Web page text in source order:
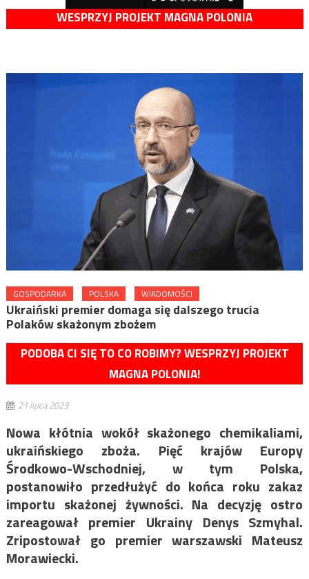
WESPRZYJ PROJEKT MAGNA POLONIA
GOSPODARKA POLSKA WIADOMOŚCI
Ukraiński premier domaga się dalszego trucia
Polaków skażonym zbożem
PODOBA CI SIĘ TO CO ROBIMY? WESPRZYJ PROJEKT
MAGNA POLONIA!
21 lipca 2023
Nowa kłótnia wokół skażonego chemikaliami,
ukraińskiego zboża. Pięć krajów Europy
Środkowo-Wschodniej, w tym Polska,
postanowiło przedłużyć do końca roku zakaz
importu skażonej żywności. Na decyzję ostro
zareagował premier Ukrainy Denys Szmyhal.
Zripostował go premier warszawski Mateusz
Morawiecki.